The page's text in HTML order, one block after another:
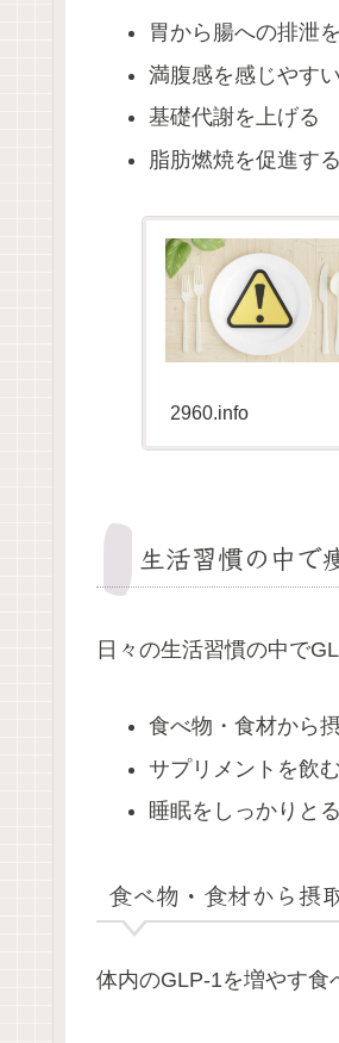
胃から腸への排泄
満腹感を感じやす
基礎代謝を上げる
脂肪燃焼を促進する
2960.info
生活習慣の中で
日々の生活習慣の中で
食べ物・食材から
サプリメントを飲む
睡眠をしっかりとる
食べ物・食材から摂
体内のGLP-1を増やす食